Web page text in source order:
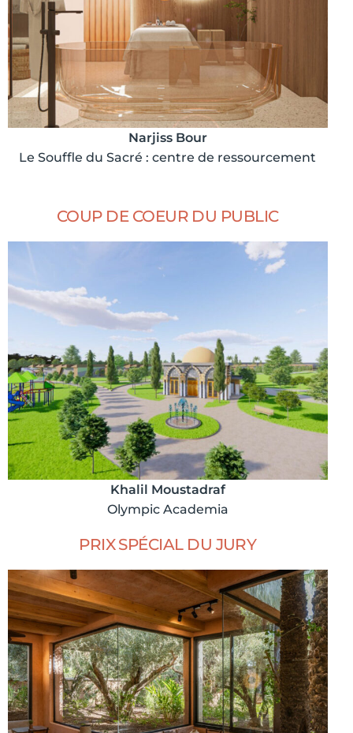
Narjiss Bour
Le Souffle du Sacré : centre de ressourcement
COUP DE COEUR DU PUBLIC
Khalil Moustadraf
Olympic Academia
PRIX SPÉCIAL DU JURY